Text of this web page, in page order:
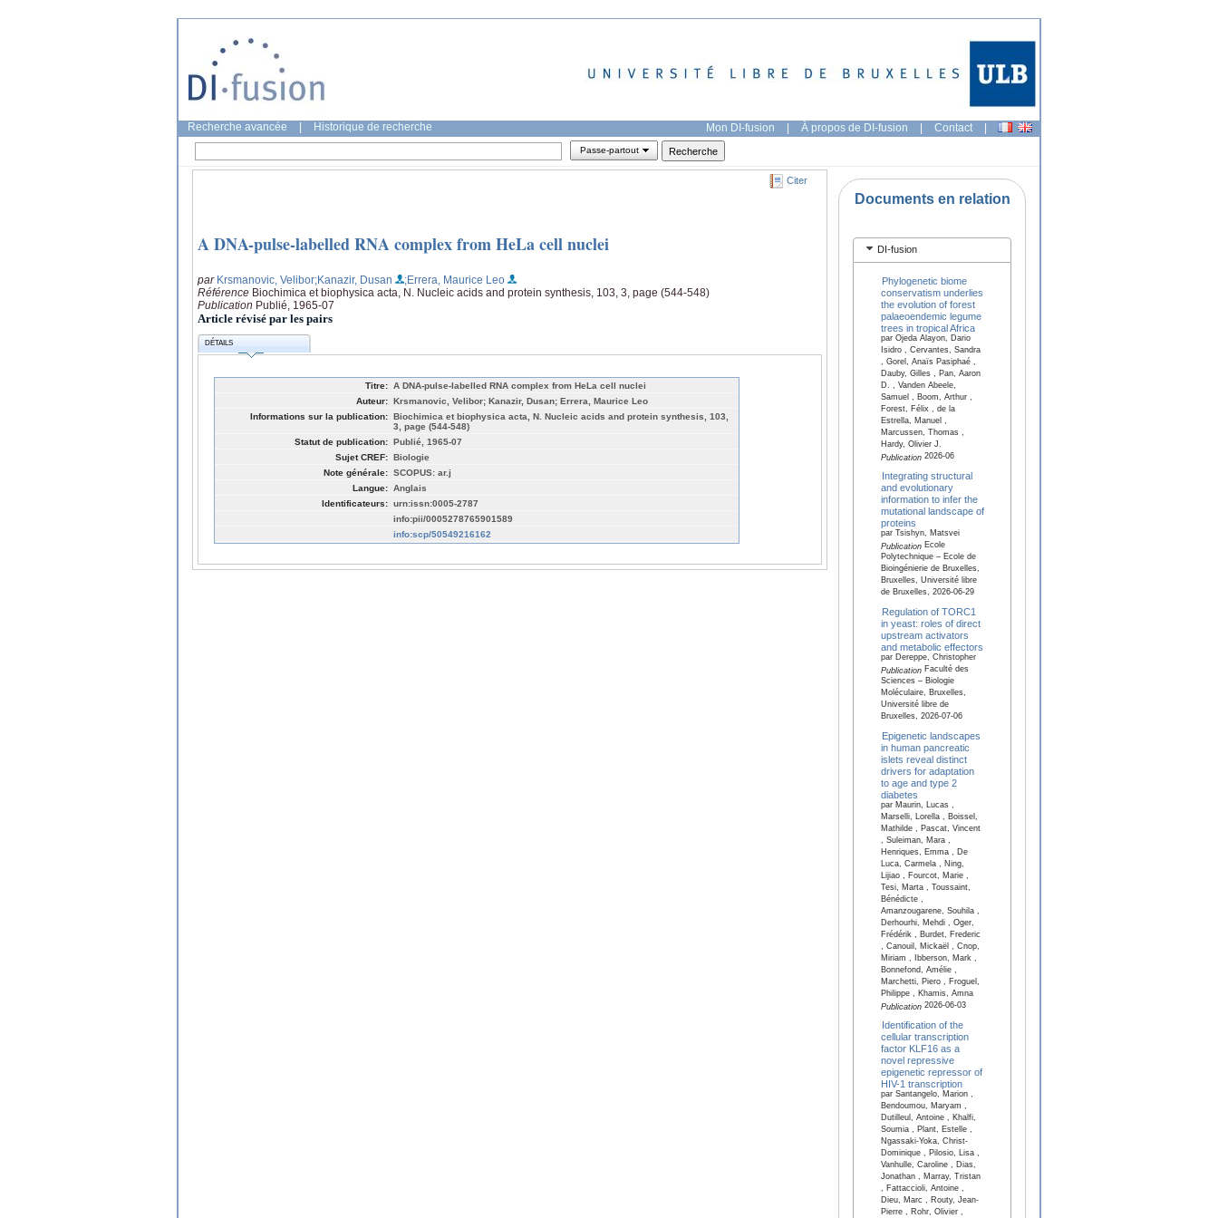
Recherche avancée Historique de recherche Mon DI-fusion | À propos de DI-fusion | Contact |
Passe-partout
Citer
A DNA-pulse-labelled RNA complex from HeLa cell nuclei
par Krsmanovic, Velibor;Kanazir, Dusan
;Errera, Maurice Leo
Référence Biochimica et biophysica acta, N. Nucleic acids and protein synthesis, 103, 3, page (544-548)
Publication Publié, 1965-07
Article révisé par les pairs
DÉTAILS
Titre: A DNA-pulse-labelled RNA complex from HeLa cell nuclei
Auteur: Krsmanovic, Velibor; Kanazir, Dusan; Errera, Maurice Leo
Informations sur la publication: Biochimica et biophysica acta, N. Nucleic acids and protein synthesis, 103,
3, page (544-548)
Statut de publication: Publié, 1965-07
Sujet CREF: Biologie
Note générale: SCOPUS: ar.j
Langue: Anglais
Identificateurs: urn:issn:0005-2787
info:pii/0005278765901589
info:scp/50549216162
Documents en relation
DI-fusion
Phylogenetic biome
conservatism underlies
the evolution of forest
palaeoendemic legume
trees in tropical Africa
par Ojeda Alayon, Dario
Isidro , Cervantes, Sandra
, Gorel, Anaïs Pasiphaé ,
Dauby, Gilles , Pan, Aaron
D. , Vanden Abeele,
Samuel , Boom, Arthur ,
Forest, Félix , de la
Estrella, Manuel ,
Marcussen, Thomas ,
Hardy, Olivier J.
Publication2026-06
Integrating structural
and evolutionary
information to infer the
mutational landscape of
proteins
par Tsishyn, Matsvei
PublicationEcole
Polytechnique – Ecole de
Bioingénierie de Bruxelles,
Bruxelles, Université libre
de Bruxelles, 2026-06-29
Regulation of TORC1
in yeast: roles of direct
upstream activators
and metabolic effectors
par Dereppe, Christopher
PublicationFaculté des
Sciences – Biologie
Moléculaire, Bruxelles,
Université libre de
Bruxelles, 2026-07-06
Epigenetic landscapes
in human pancreatic
islets reveal distinct
drivers for adaptation
to age and type 2
diabetes
par Maurin, Lucas ,
Marselli, Lorella , Boissel,
Mathilde , Pascat, Vincent
, Suleiman, Mara ,
Henriques, Emma , De
Luca, Carmela , Ning,
Lijiao , Fourcot, Marie ,
Tesi, Marta , Toussaint,
Bénédicte ,
Amanzougarene, Souhila ,
Derhourhi, Mehdi , Oger,
Frédérik , Burdet, Frederic
, Canouil, Mickaël , Cnop,
Miriam , Ibberson, Mark ,
Bonnefond, Amélie ,
Marchetti, Piero , Froguel,
Philippe , Khamis, Amna
Publication2026-06-03
Identification of the
cellular transcription
factor KLF16 as a
novel repressive
epigenetic repressor of
HIV-1 transcription
par Santangelo, Marion ,
Bendoumou, Maryam ,
Dutilleul, Antoine , Khalfi,
Soumia , Plant, Estelle ,
Ngassaki-Yoka, Christ-
Dominique , Pilosio, Lisa ,
Vanhulle, Caroline , Dias,
Jonathan , Marray, Tristan
, Fattaccioli, Antoine ,
Dieu, Marc , Routy, Jean-
Pierre , Rohr, Olivier ,